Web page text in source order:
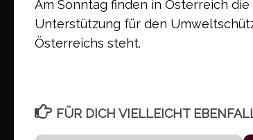
Am Sonntag finden in Österreich
Unterstützung für den
Österreichs steht.
FÜR DICH VIELLEICHT